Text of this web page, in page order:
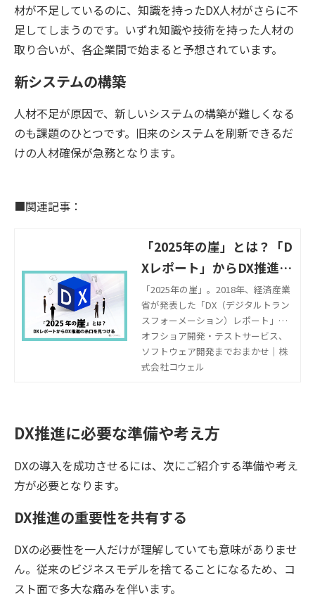
材が不足しているのに、知識を持ったDX人材がさらに不
足してしまうのです。いずれ知識や技術を持った人材の
取り合いが、各企業間で始まると予想されています。
新システムの構築
人材不足が原因で、新しいシステムの構築が難しくなる
のも課題のひとつです。旧来のシステムを刷新できるだ
けの人材確保が急務となります。
■関連記事：
「2025年の崖」とは？「D
Xレポート」からDX推進の
糸口が見えてくる？
「2025年の崖」。2018年、経済産業
省が発表した「DX（デジタルトラン
スフォーメーション）レポート」
は、多くの国内企業に大きな衝撃を
もたらしました。 その2025年まであ
と3年。いまだにブラックボックス化
イル開発によってCXの向上まででき
ている企業とでは、大きな差が開い
ています。 DXをうまく推進できてい
る企業は何が違うのでしょうか？
糸口が見つかるかもしれません。
オフショア開発・テストサービス、
ソフトウェア開発までおまかせ｜株
式会社コウェル
DX推進に必要な準備や考え方
DXの導入を成功させるには、次にご紹介する準備や考え
方が必要となります。
DX推進の重要性を共有する
DXの必要性を一人だけが理解していても意味がありませ
ん。従来のビジネスモデルを捨てることになるため、コ
スト面で多大な痛みを伴います。